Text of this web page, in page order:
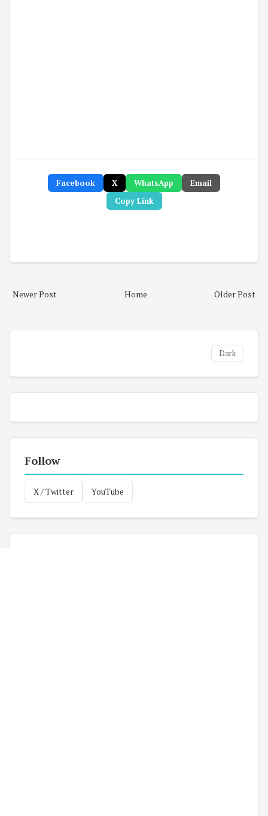
Facebook X WhatsApp
Email
Copy Link
Newer Post Older Post
Home
Dark
Follow
X / Twitter YouTube